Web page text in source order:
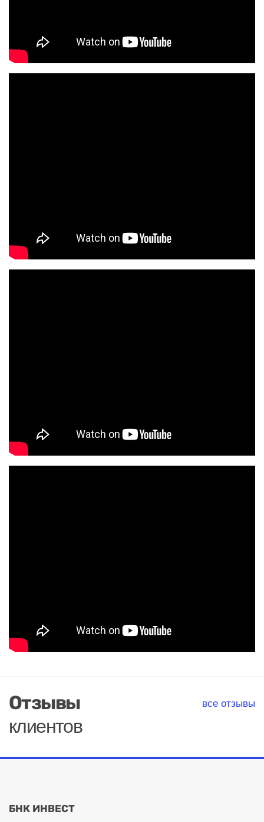
Отзывы
клиентов
все отзывы
БНК ИНВЕСТ